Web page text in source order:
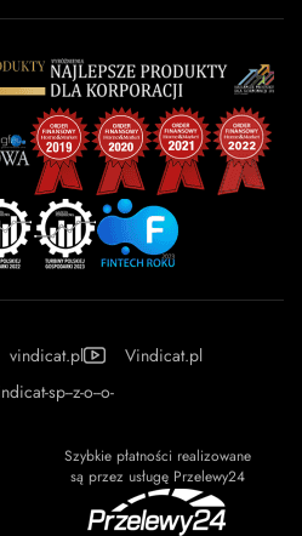
MiastaPartnerzyFAQRegulaminOWU
vindicat.pl
Vindicat.pl
sp--z-o--o-
Szybkie płatności realizowane
są przez usługę Przelewy24